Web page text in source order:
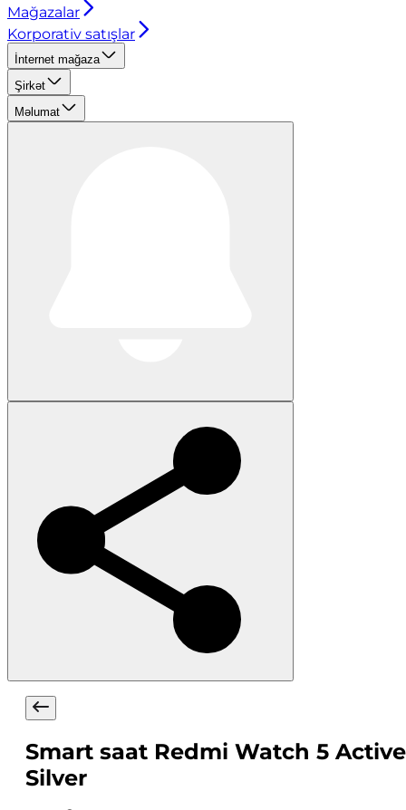
Mağazalar
Korporativ satışlar
İnternet mağaza
Şirkət
Məlumat
Smart saat Redmi Watch 5 Active
Silver